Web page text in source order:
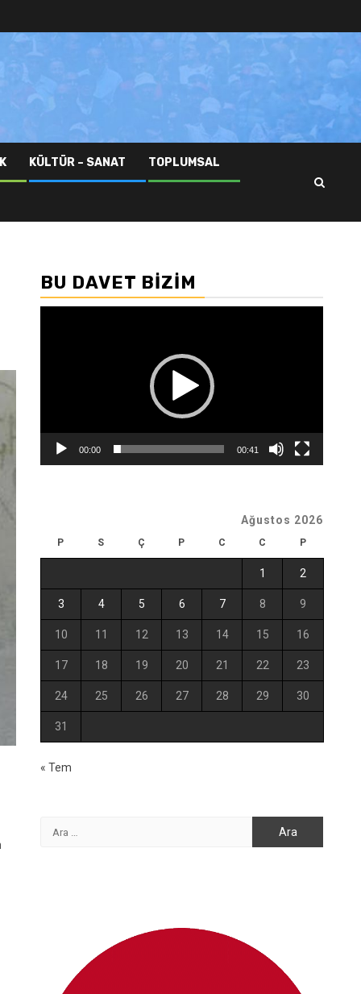
KÜLTÜR – SANAT TOPLUMSAL
BU DAVET BIZIM
00:00 00:41
Ağustos 2026
P S Ç P C C P
1 2
3 4 5 6 7 8 9
10 11 12 13 14 15 16
17 18 19 20 21 22 23
24 25 26 27 28 29 30
31
« Tem